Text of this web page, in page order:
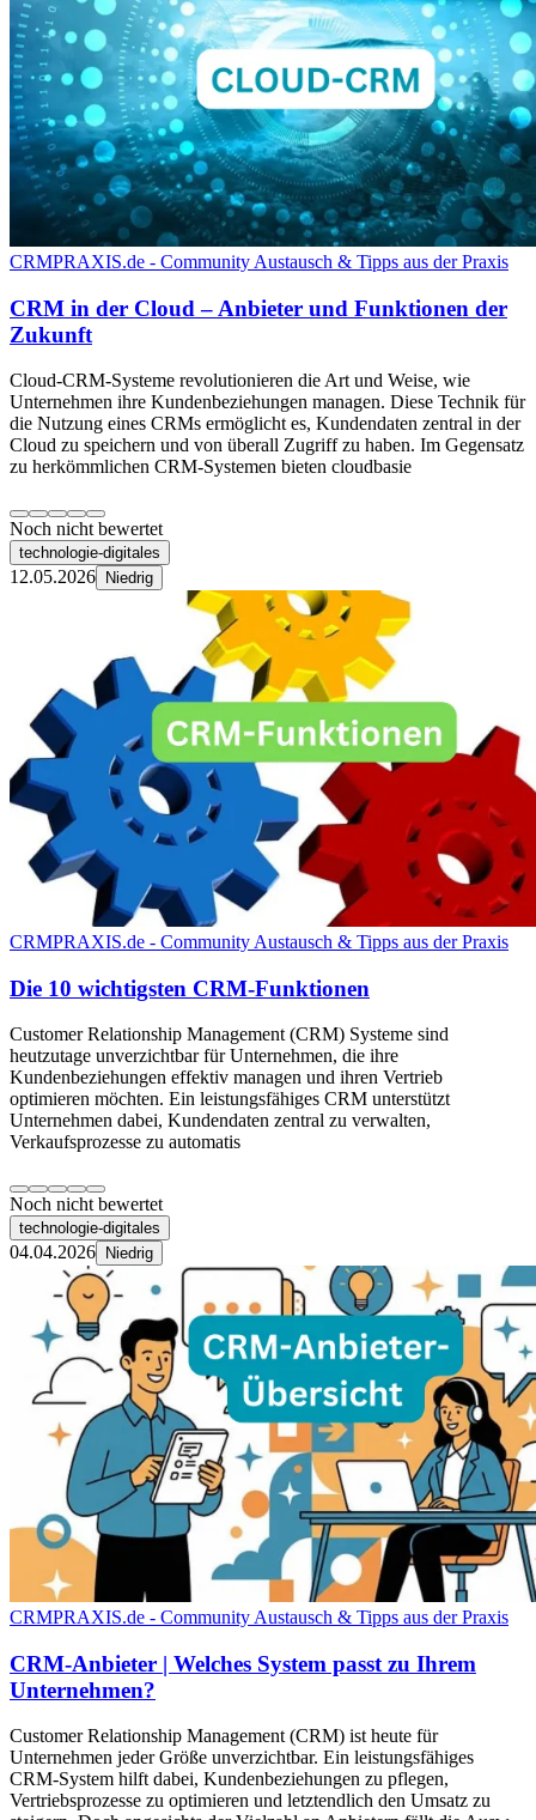
CRMPRAXIS.de - Community Austausch & Tipps aus der Praxis
CRM in der Cloud – Anbieter und Funktionen der
Zukunft
Cloud-CRM-Systeme revolutionieren die Art und Weise, wie
Unternehmen ihre Kundenbeziehungen managen. Diese Technik für
die Nutzung eines CRMs ermöglicht es, Kundendaten zentral in der
Cloud zu speichern und von überall Zugriff zu haben. Im Gegensatz
zu herkömmlichen CRM-Systemen bieten cloudbasie
Noch nicht bewertet
technologie-digitales
12.05.2026 Niedrig
CRMPRAXIS.de - Community Austausch & Tipps aus der Praxis
Die 10 wichtigsten CRM-Funktionen
Customer Relationship Management (CRM) Systeme sind
heutzutage unverzichtbar für Unternehmen, die ihre
Kundenbeziehungen effektiv managen und ihren Vertrieb
optimieren möchten. Ein leistungsfähiges CRM unterstützt
Unternehmen dabei, Kundendaten zentral zu verwalten,
Verkaufsprozesse zu automatis
Noch nicht bewertet
technologie-digitales
04.04.2026 Niedrig
CRMPRAXIS.de - Community Austausch & Tipps aus der Praxis
CRM-Anbieter | Welches System passt zu Ihrem
Unternehmen?
Customer Relationship Management (CRM) ist heute für
Unternehmen jeder Größe unverzichtbar. Ein leistungsfähiges
CRM-System hilft dabei, Kundenbeziehungen zu pflegen,
Vertriebsprozesse zu optimieren und letztendlich den Umsatz zu